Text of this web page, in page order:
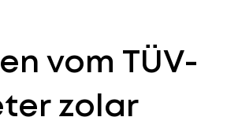
vom TÜV-
zolar